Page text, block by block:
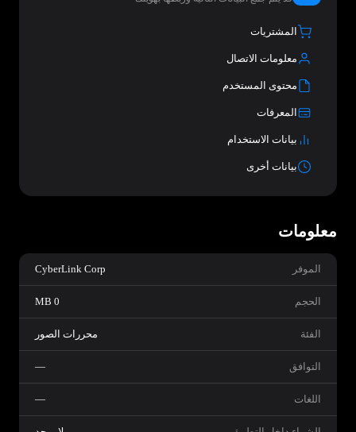
المشتريات
معلومات الاتصال
محتوى المستخدم
المعرفات
بيانات الاستخدام
بيانات أخرى
معلومات
الموفر CyberLink Corp
الحجم 0 MB
الفئة محررات الصور
التوافق —
اللغات —